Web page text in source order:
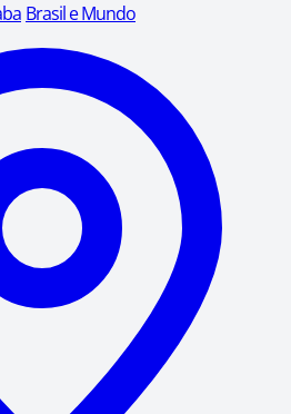
Brasil e Mundo